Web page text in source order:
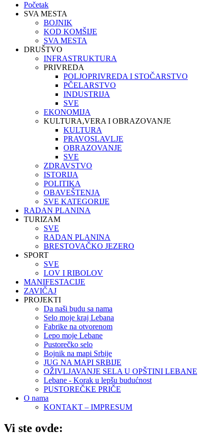
Početak
SVA MESTA
BOJNIK
KOD KOMŠIJE
SVA MESTA
DRUŠTVO
INFRASTRUKTURA
PRIVREDA
POLJOPRIVREDA I STOČARSTVO
PČELARSTVO
INDUSTRIJA
SVE
EKONOMIJA
KULTURA,VERA I OBRAZOVANJE
KULTURA
PRAVOSLAVLJE
OBRAZOVANJE
SVE
ZDRAVSTVO
ISTORIJA
POLITIKA
OBAVEŠTENJA
SVE KATEGORIJE
RADAN PLANINA
TURIZAM
SVE
RADAN PLANINA
BRESTOVAČKO JEZERO
SPORT
SVE
LOV I RIBOLOV
MANIFESTACIJE
ZAVIČAJ
PROJEKTI
Da naši budu sa nama
Selo moje kraj Lebana
Fabrike na otvorenom
Lepo moje Lebane
Pustorečko selo
Bojnik na mapi Srbije
JUG NA MAPI SRBIJE
OŽIVLJAVANJE SELA U OPŠTINI LEBANE
Lebane - Korak u lepšu budućnost
PUSTOREČKE PRIČE
O nama
KONTAKT – IMPRESUM
Vi ste ovde: